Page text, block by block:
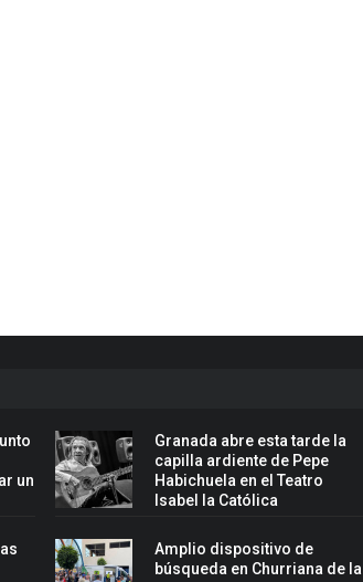
un
Granada abre esta tarde la
capilla ardiente de Pepe
Habichuela en el Teatro
Isabel la Católica
Amplio dispositivo de
búsqueda en Churriana de la